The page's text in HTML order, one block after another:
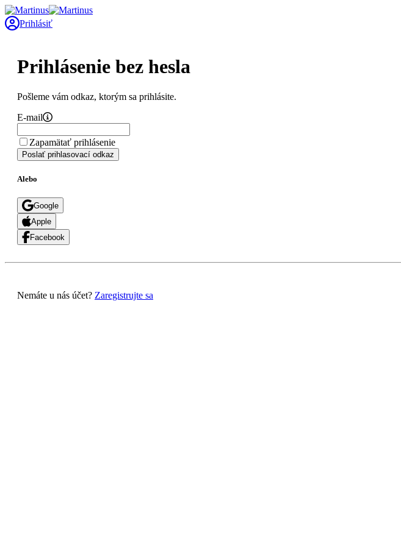
Prihlásiť
Prihlásenie bez hesla
Pošleme vám odkaz, ktorým sa prihlásite.
E-mail
Zapamätať prihlásenie
Poslať prihlasovací odkaz
Alebo
Google
Apple
Facebook
Nemáte u nás účet? Zaregistrujte sa